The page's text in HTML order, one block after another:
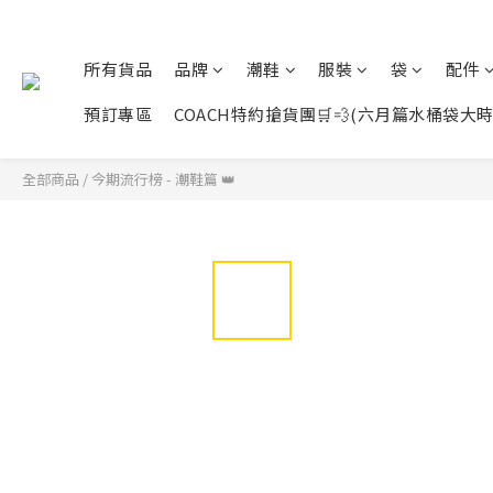
所有貨品 品牌 潮鞋 服裝 袋
配件
預訂專區
COACH特約搶貨團🛒💨(六月篇水桶袋大時
全部商品 / 今期流行榜 - 潮鞋篇 👑